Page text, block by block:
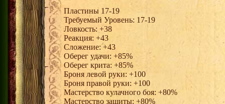
Пластины 17-19
Требуемый Уровень: 17-19
Ловкость: +38
Реакция: +43
Сложение: +43
Оберег удачи: +85%
Оберег крита: +85%
Броня левой руки: +100
Броня правой руки: +100
Мастерство кулачного боя: +80%
Мастерство защиты: +80%